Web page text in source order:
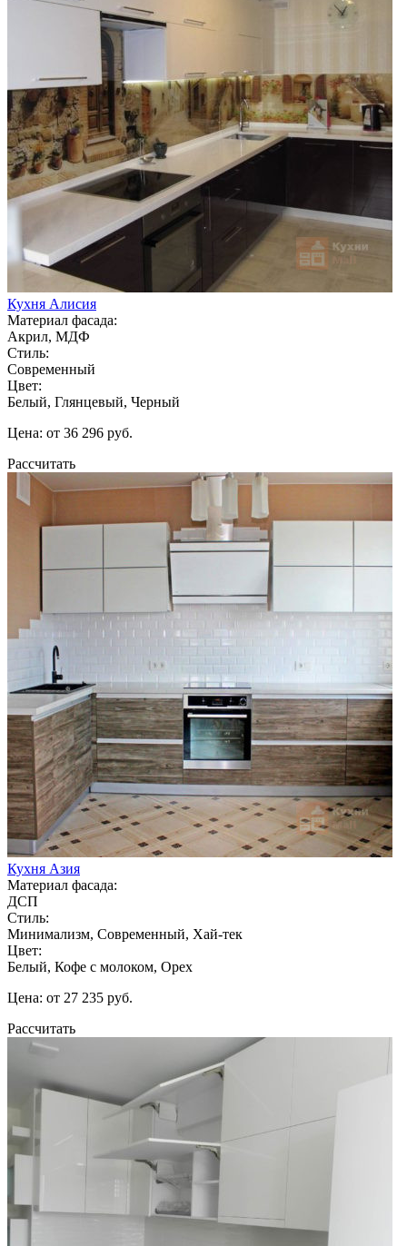
Кухня Алисия
Материал фасада:
Акрил, МДФ
Стиль:
Современный
Цвет:
Белый, Глянцевый, Черный
Цена: от 36 296 руб.
Рассчитать
Кухня Азия
Материал фасада:
ДСП
Стиль:
Минимализм, Современный, Хай-тек
Цвет:
Белый, Кофе с молоком, Орех
Цена: от 27 235 руб.
Рассчитать